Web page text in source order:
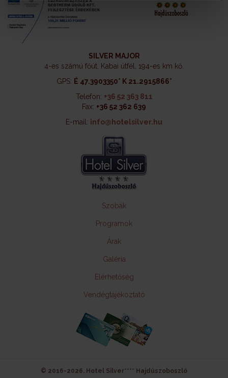
SILVER MAJOR
4-es számú főút, Kabai útfél, 194-es km kő.
GPS: É 47.3903350° K 21.2915866°
Telefon: +36 52 363 811
Fax: +36 52 362 639
E-mail: info@hotelsilver.hu
Szobák
Programok
Árak
Galéria
Elérhetőség
Vendégtájékoztató
© 2016-2026. Hotel Silver**** Hajdúszoboszló